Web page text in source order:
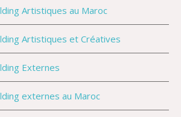
Artistiques au Maroc
Artistiques et Créatives
Externes
externes au Maroc